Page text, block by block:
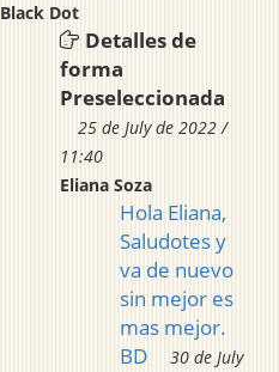
Black Dot
Detalles de
forma
Preseleccionada
25 de July de 2022 /
11:40
Eliana Soza
Hola Eliana,
Saludotes y
va de nuevo
sin mejor es
mas mejor.
BD
30 de July